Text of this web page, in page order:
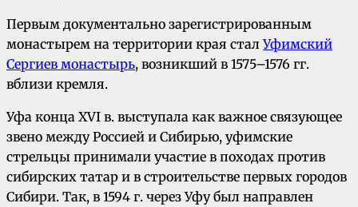
Первым документально зарегистрированным
монастырем на территории края сталУфимский
Сергиев монастырь, возникший в 1575–1576 гг.
вблизи кремля.
Уфа конца XVI в. выступала как важное связующее
звено между Россией и Сибирью, уфимские
стрельцы принимали участие в походах против
сибирских татар и в строительстве первых городов
Сибири. Так, в 1594 г. через Уфу был направлен